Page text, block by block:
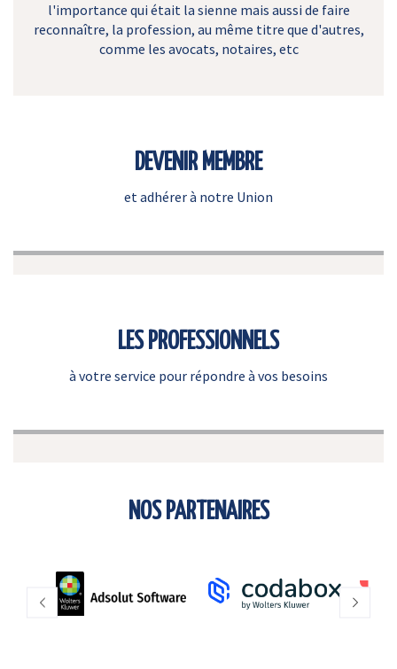
l'importance qui était la sienne mais aussi de faire
reconnaître, la profession, au même titre que d'autres,
comme les avocats, notaires, etc
DEVENIR MEMBRE
et adhérer à notre Union
LES PROFESSIONNELS
à votre service pour répondre à vos besoins
NOS PARTENAIRES